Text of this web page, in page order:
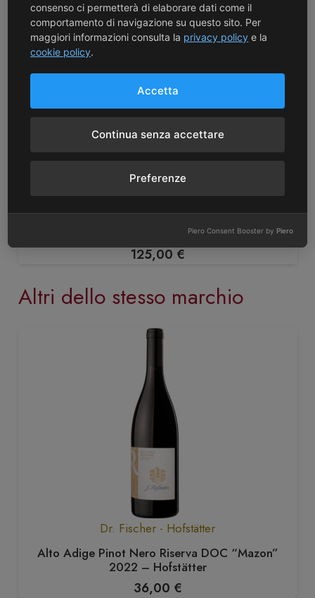
Simon Colin
Chaumees’ 2023 – Simon Colin
125,00 €
Altri dello stesso marchio
Dr. Fischer - Hofstätter
Alto Adige Pinot Nero Riserva DOC “Mazon”
2022 – Hofstätter
36,00 €
consenso ci permetterà di elaborare dati come il
comportamento di navigazione su questo sito. Per
maggiori informazioni consulta la privacy policy e la
cookie policy.
Accetta
Continua senza accettare
Preferenze
Piero Consent Booster by Piero